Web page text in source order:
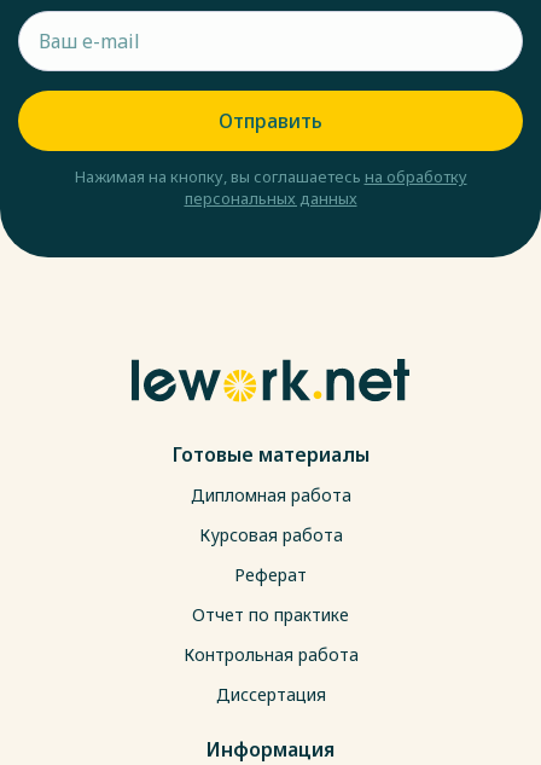
Отправить
Нажимая на кнопку, вы соглашаетесь на обработку
персональных данных
Готовые материалы
Дипломная работа
Курсовая работа
Реферат
Отчет по практике
Контрольная работа
Диссертация
Информация